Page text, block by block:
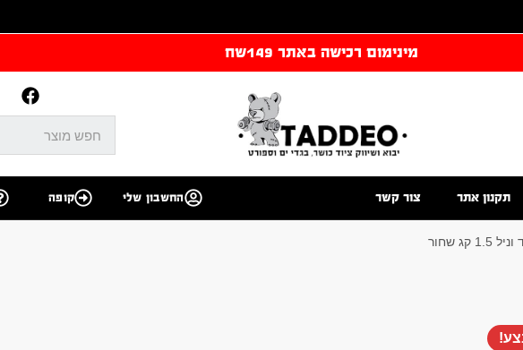
מינימום רכישה באתר 149שח
תקנון אתר צור קשר החשבון שלי קופה
קג שחור